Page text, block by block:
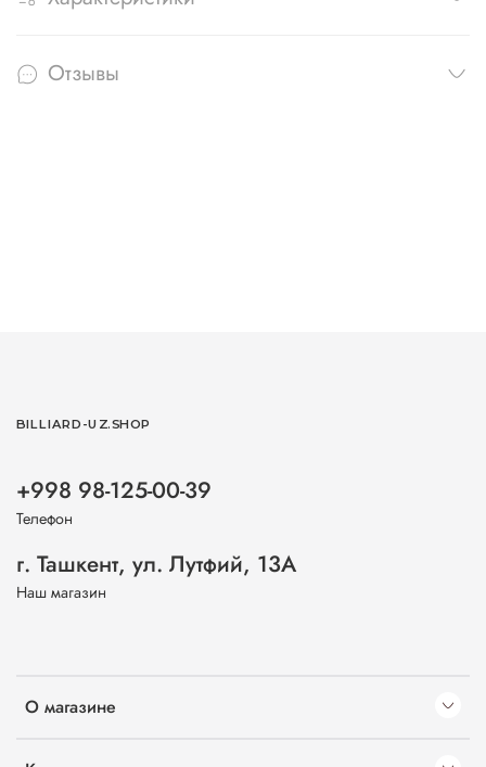
Отзывы
О магазине
BILLIARD-UZ.SHOP
+998 98-125-00-39
Телефон
г. Ташкент, ул. Лутфий, 13А
Наш магазин